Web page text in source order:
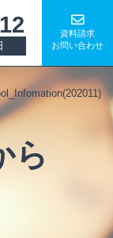
資料請求
お問い合わせ
ら